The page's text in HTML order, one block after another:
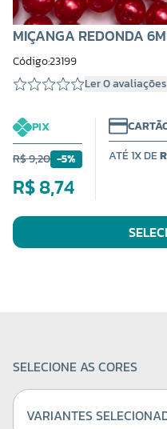
MIÇANGA REDONDA
Código:23199
Ler 0 avaliações
PIX
R$ 9,20 -5%
R$ 8,74
ATÉ 1X DE
SELECIONE AS CORES
VARIANTES